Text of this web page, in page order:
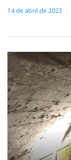
14 de abril de 2023